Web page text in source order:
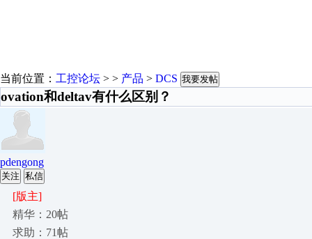
当前位置： 工控论坛 > > 产品 > DCS 我要发帖
ovation和deltav有什么区别？
pdengong
关注 私信
[版主]
精华：20帖
求助：71帖